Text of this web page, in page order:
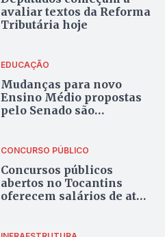
avaliar textos da Reforma
Tributária hoje
EDUCAÇÃO
Mudanças para novo
Ensino Médio propostas
pelo Senado são
CONCURSO PÚBLICO
Concursos públicos
abertos no Tocantins
oferecem salários de até